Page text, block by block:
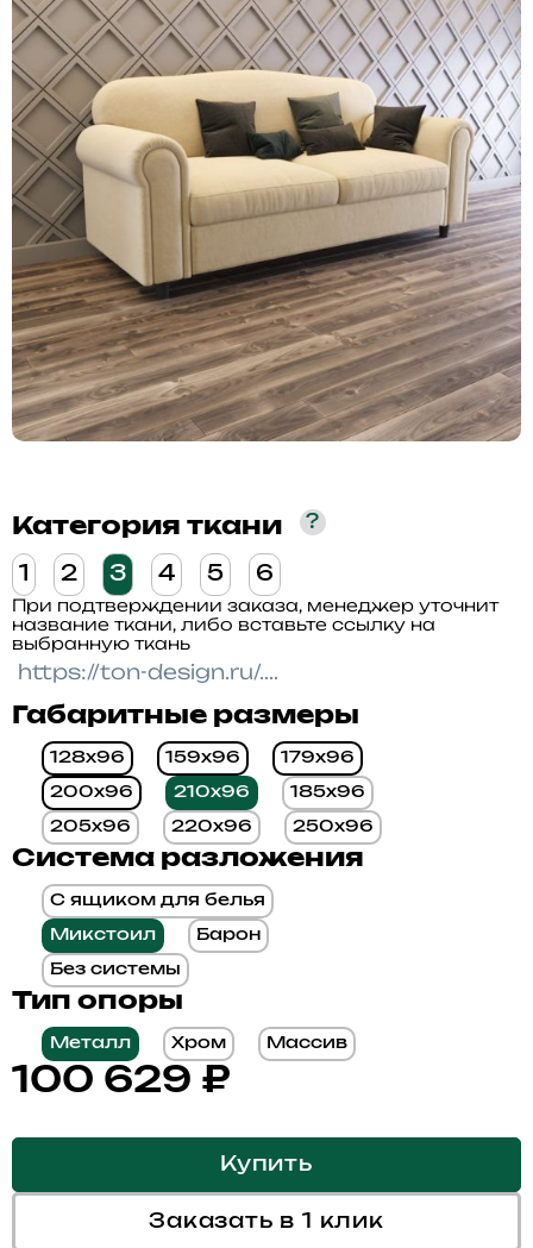
Категория ткани ?
1 2 3 4 5 6
При подтверждении заказа, менеджер уточнит
название ткани, либо вставьте ссылку на
выбранную ткань
Габаритные размеры
128x96 159x96 179x96
200x96 210x96 185x96
205x96 220x96 250x96
Система разложения
С ящиком для белья
Микстоил Барон
Без системы
Тип опоры
Металл Хром Массив
100 629 ₽
Купить
Заказать в 1 клик